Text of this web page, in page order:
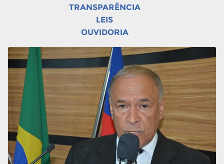
TRANSPARÊNCIA
LEIS
OUVIDORIA